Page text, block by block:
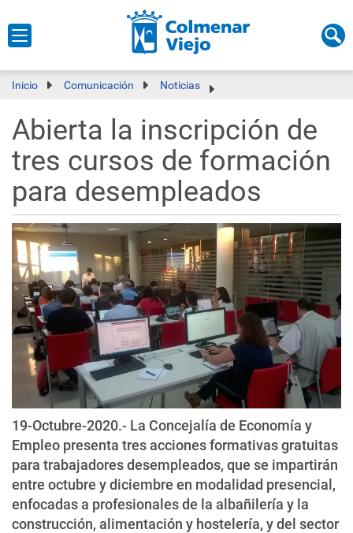
Inicio Comunicación Noticias
Abierta la inscripción de
tres cursos de formación
para desempleados
19-Octubre-2020.- La Concejalía de Economía y
Empleo presenta tres acciones formativas gratuitas
para trabajadores desempleados, que se impartirán
entre octubre y diciembre en modalidad presencial,
enfocadas a profesionales de la albañilería y la
construcción, alimentación y hostelería, y del sector